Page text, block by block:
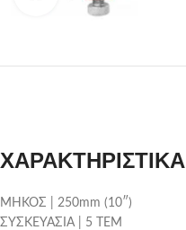
ΧΑΡΑΚΤΗΡΙΣΤΙΚΑ
ΜΗΚΟΣ | 250mm (10″)
ΣΥΣΚΕΥΑΣΙΑ | 5 ΤΕΜ